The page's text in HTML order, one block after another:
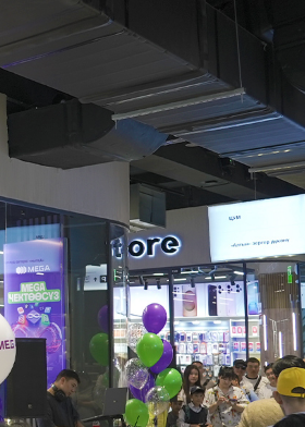
Соц. тармактар
MEGAда иште